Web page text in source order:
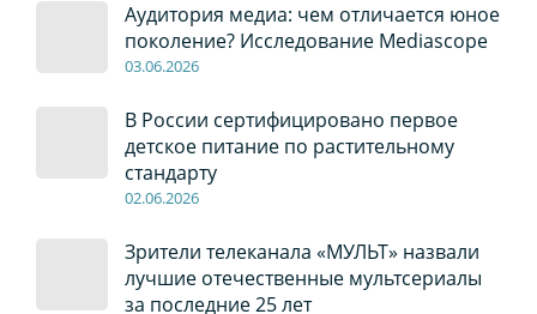
Аудитория медиа: чем отличается юное
поколение? Исследование Mediascope
03.06.2026
В России сертифицировано первое
детское питание по растительному
стандарту
02.06.2026
Зрители телеканала «МУЛЬТ» назвали
лучшие отечественные мультсериалы
за последние 25 лет